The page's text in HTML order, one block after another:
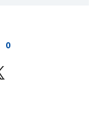
0